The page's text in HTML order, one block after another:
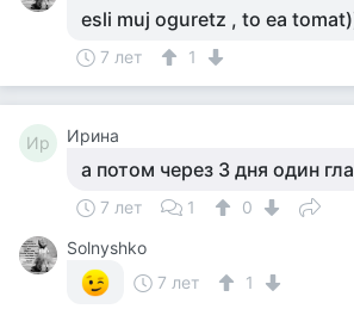
esli muj oguretz , to ea
7 лет 1
Ир Ирина
а потом через 3 дня один
7 лет 1
0
Solnyshko
7 лет
1